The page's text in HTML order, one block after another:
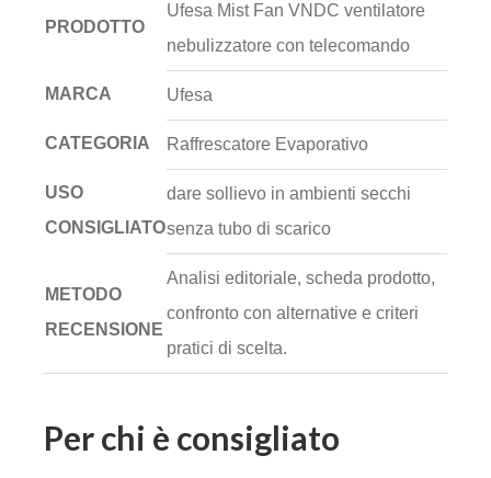
PRODOTTO
Ufesa Mist Fan VNDC ventilatore
nebulizzatore con telecomando
MARCA Ufesa
CATEGORIA Raffrescatore Evaporativo
USO
CONSIGLIATO
dare sollievo in ambienti secchi
senza tubo di scarico
METODO
RECENSIONE
Analisi editoriale, scheda prodotto,
confronto con alternative e criteri
pratici di scelta.
Per chi è consigliato